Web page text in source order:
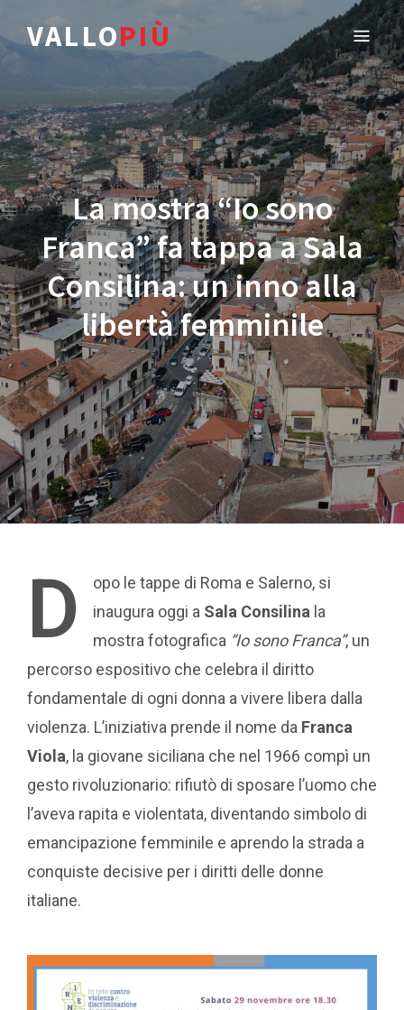
VALLOPIÙ
La mostra “Io sono
Franca” fa tappa a Sala
Consilina: un inno alla
libertà femminile
D
opo le tappe di Roma e Salerno, si
inaugura oggi a Sala Consilina la
mostra fotografica “Io sono Franca”, un
percorso espositivo che celebra il diritto
fondamentale di ogni donna a vivere libera dalla
violenza. L’iniziativa prende il nome da Franca
Viola, la giovane siciliana che nel 1966 compì un
gesto rivoluzionario: rifiutò di sposare l’uomo che
l’aveva rapita e violentata, diventando simbolo di
emancipazione femminile e aprendo la strada a
conquiste decisive per i diritti delle donne
italiane.